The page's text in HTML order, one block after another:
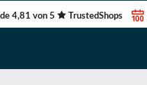
4,81 von 5 TrustedShops